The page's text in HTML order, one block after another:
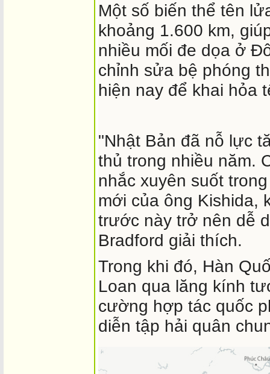
Một số biến thể tên
khoảng 1.600 km,
nhiều mối đe dọa ở
chỉnh sửa bệ phóng
hiện nay để khai hỏa
"Nhật Bản đã nỗ lực
thủ trong nhiều năm.
nhắc xuyên suốt
mới của ông Kishida,
trước này trở nên dễ
Bradford giải thích.
Trong khi đó, Hàn
Loan qua lăng kính
cường hợp tác quốc
diễn tập hải quân